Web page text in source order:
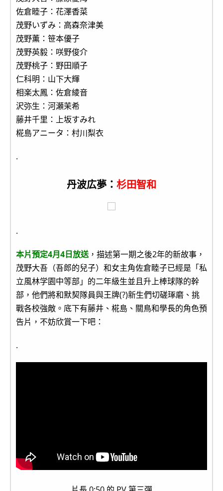
佐倉睦子：花澤香菜
茂野いずみ：高森奈津美
茂野薫：笹本優子
茂野英毅：咲野俊介
茂野桃子：野田順子
仁科明：山下大輝
相楽太鳳：佐倉綾音
沢弥生：河瀬茉希
藤井千里：上坂すみれ
椛島アニータ：村川梨衣
.
丹波広夢： 杉田智和
.
本片預定4月4日放送，描述第一期之後2年的新故事，
茂野大吾（吾郎的兒子）和女主角佐倉睦子已經是「私
立風林学園中等部」的二年級生並且升上棒球隊的幹
部，他們將和默契隊員與王牌(?)新生們切磋琢磨、挑
戰各校強敵。底下有藤井、椛島、關鳥和學長的角色預
告片，不妨欣賞一下吧：
.